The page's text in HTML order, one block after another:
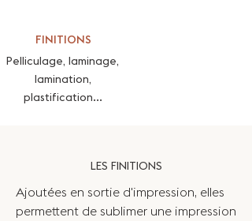
FINITIONS
Pelliculage, laminage,
lamination,
plastification...
LES FINITIONS
Ajoutées en sortie d'impression, elles
permettent de sublimer une impression